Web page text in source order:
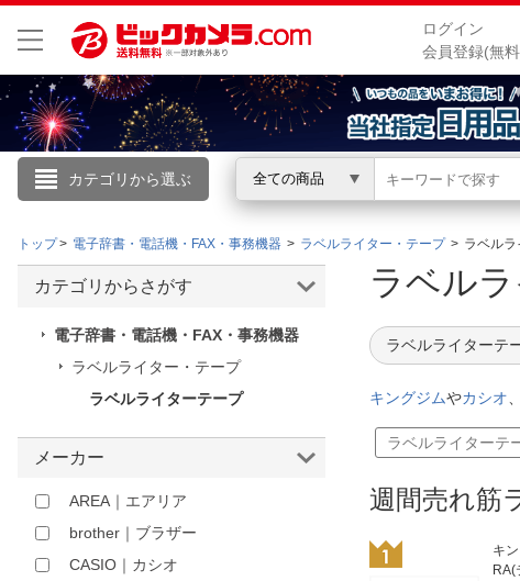
ログイン
会員登録(無
カテゴリから選ぶ 全ての商品
こんにちは
ログイン
会員メニュー
トップ 電子辞書・電話機・FAX・事務機器 ラベルライター・テープ ラベル
ラベル
ラベルライターテ
キングジムやカシオ
ラベルライターテ
週間売れ筋
キ
RA(
カテゴリからさがす
電子辞書・電話機・FAX・事務機器
ラベルライター・テープ
ラベルライターテープ
メーカー
AREA｜エアリア
brother｜ブラザー
CASIO｜カシオ